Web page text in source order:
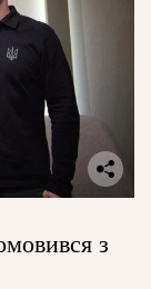
з